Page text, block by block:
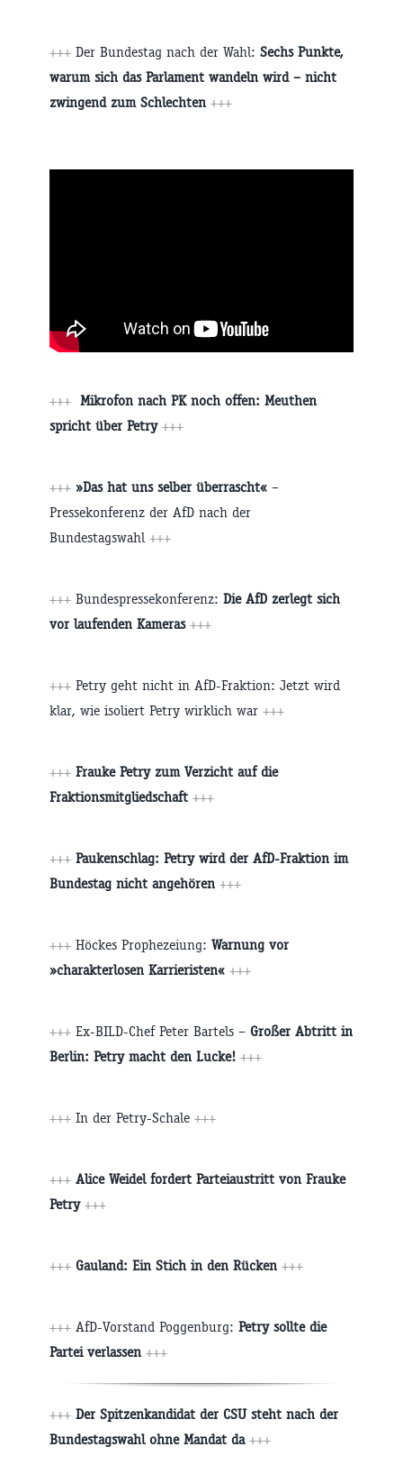
+++ Der Bundestag nach der Wahl: Sechs Punkte,
warum sich das Parlament wandeln wird – nicht
zwingend zum Schlechten +++
+++ Mikrofon nach PK noch offen: Meuthen
spricht über Petry +++
+++ »Das hat uns selber überrascht« –
Pressekonferenz der AfD nach der
Bundestagswahl +++
+++ Bundespressekonferenz: Die AfD zerlegt sich
vor laufenden Kameras +++
+++ Petry geht nicht in AfD-Fraktion: Jetzt wird
klar, wie isoliert Petry wirklich war +++
+++ Frauke Petry zum Verzicht auf die
Fraktionsmitgliedschaft +++
+++ Paukenschlag: ​Petry wird der AfD-Fraktion im
Bundestag nicht angehören +++
+++ Höckes Prophezeiung: Warnung vor
»charakterlosen Karrieristen« +++
+++ Ex-BILD-Chef Peter Bartels – Großer Abtritt in
Berlin: Petry macht den Lucke! +++
+++ In der Petry-Schale +++
+++ Alice Weidel fordert Parteiaustritt von Frauke
Petry +++
+++ Gauland: Ein Stich in den Rücken +++
+++ AfD-Vorstand Poggenburg: Petry sollte die
Partei verlassen +++
+++ Der Spitzenkandidat der CSU steht nach der
Bundestagswahl ohne Mandat da +++